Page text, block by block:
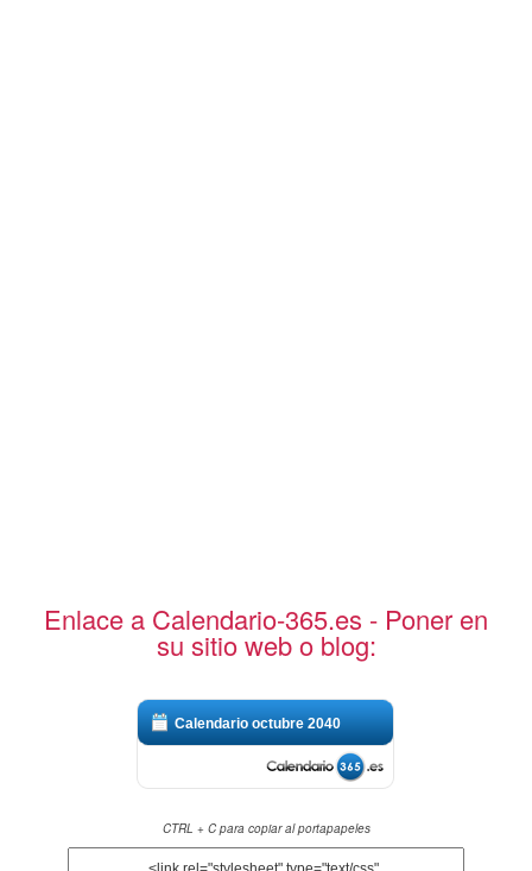
Enlace a Calendario-365.es - Poner en
su sitio web o blog:
Calendario octubre 2040
CTRL + C para copiar al portapapeles